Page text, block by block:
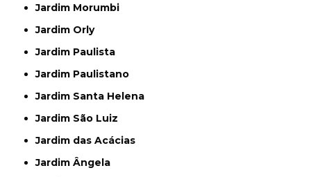
Jardim Morumbi
Jardim Orly
Jardim Paulista
Jardim Paulistano
Jardim Santa Helena
Jardim São Luiz
Jardim das Acácias
Jardim Ângela